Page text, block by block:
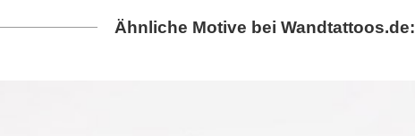
Ähnliche Motive bei Wandtattoos.de: